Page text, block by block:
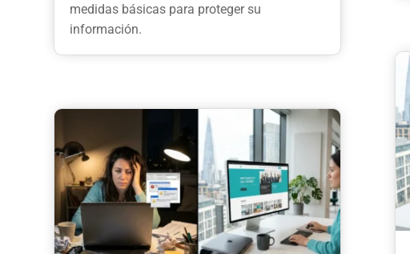
medidas básicas para proteger su
información.